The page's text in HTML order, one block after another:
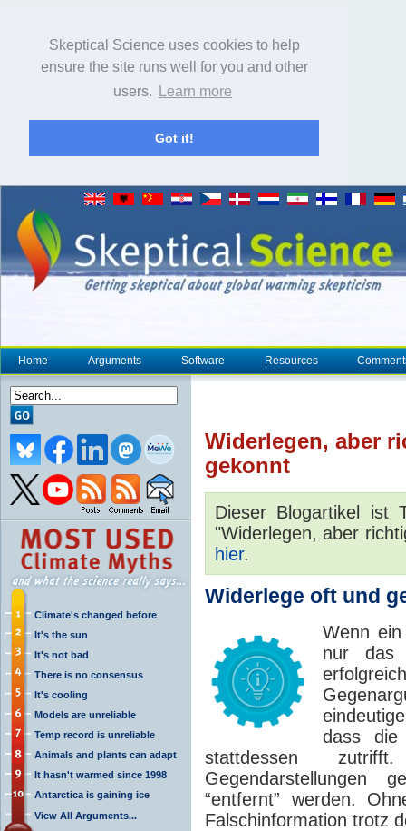
Skeptical Science uses cookies to help
ensure the site runs well for you and other
users.
Learn more
Got it!
Home Arguments Software Resources
Climate's changed before
It's the sun
It's not bad
There is no consensus
It's cooling
Models are unreliable
Temp record is unreliable
Animals and plants can adapt
It hasn't warmed since 1998
Antarctica is gaining ice
View All Arguments...
Widerlegen, aber
gekonnt
Dieser Blogartikel ist
"Widerlegen, aber
hier.
Widerlege oft und
Wenn
nur das
dass
stattdessen
Gegendarstellungen
“entfernt” werden.
Falschinformation trotz